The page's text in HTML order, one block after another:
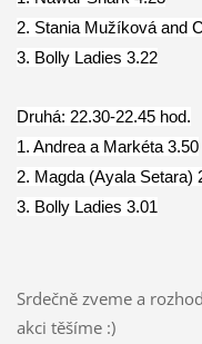
2. Stania Mužíková and
3. Bolly Ladies 3.22
Druhá: 22.30-22.45 hod.
1. Andrea a Markéta 3.50
2. Magda (Ayala Setara)
3. Bolly Ladies 3.01
Srdečně zveme a
akci těšíme :)